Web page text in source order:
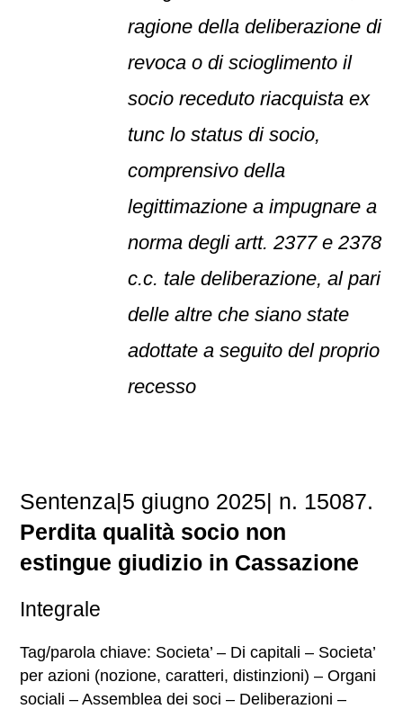
ragione della deliberazione di
revoca o di scioglimento il
socio receduto riacquista ex
tunc lo status di socio,
comprensivo della
legittimazione a impugnare a
norma degli artt. 2377 e 2378
c.c. tale deliberazione, al pari
delle altre che siano state
adottate a seguito del proprio
recesso
Sentenza|5 giugno 2025| n. 15087.
Perdita qualità socio non
estingue giudizio in Cassazione
Integrale
Tag/parola chiave: Societa’ – Di capitali – Societa’
per azioni (nozione, caratteri, distinzioni) – Organi
sociali – Assemblea dei soci – Deliberazioni –